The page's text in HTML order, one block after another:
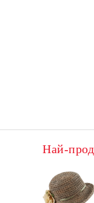
Най-